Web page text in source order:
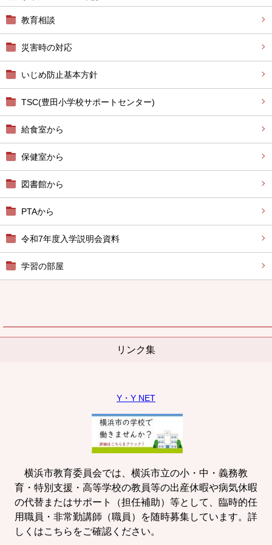
教育相談
災害時の対応
いじめ防止基本方針
TSC(豊田小学校サポートセンター)
給食室から
保健室から
図書館から
PTAから
令和7年度入学説明会資料
学習の部屋
リンク集
Y・Y NET
横浜市教育委員会では、横浜市立の小・中・義務教
育・特別支援・高等学校の教員等の出産休暇や病気休暇
の代替またはサポート（担任補助）等として、臨時的任
用職員・非常勤講師（職員）を随時募集しています。詳
しくはこちらをご確認ください。